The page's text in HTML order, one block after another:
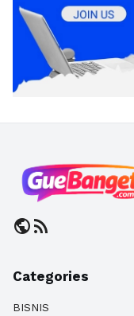
publicrss_feed
Categories
BISNIS